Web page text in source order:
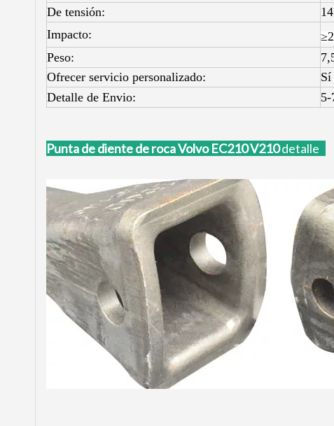
De tensión:
Impacto:
Peso:
Ofrecer servicio personalizado:
Sí
Detalle de Envio:
5-
Punta de diente de roca Volvo EC210 V210detalle